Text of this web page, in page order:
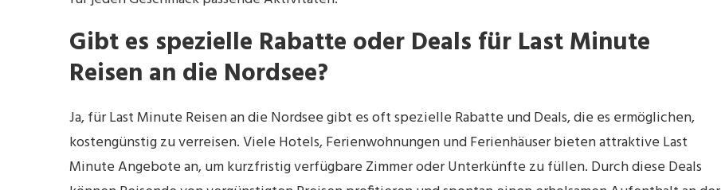
Gibt es spezielle Rabatte oder Deals für Last Minute
Reisen an die Nordsee?
Ja, für Last Minute Reisen an die Nordsee gibt es oft spezielle Rabatte und Deals, die es ermöglichen,
kostengünstig zu verreisen. Viele Hotels, Ferienwohnungen und Ferienhäuser bieten attraktive Last
Minute Angebote an, um kurzfristig verfügbare Zimmer oder Unterkünfte zu füllen. Durch diese Deals